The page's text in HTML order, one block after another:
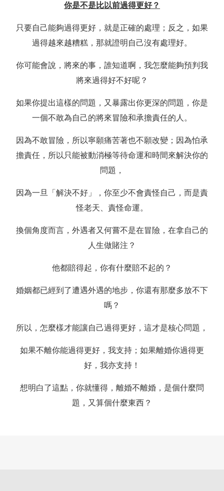
你是不是比以前過得更好？
只要自己能夠過得更好，就是正確的處理；反之，如果
過得越來越糟糕，那就證明自己沒有處理好。
你可能會說，將來的事，誰知道啊，我怎麼能夠預判我
將來過得好不好呢？
如果你提出這樣的問題，又暴露出你更深的問題，你是
一個不敢為自己的將來冒險和承擔責任的人。
因為不敢冒險，所以寧願痛苦著也不願改變；因為怕承
擔責任，所以只能被動消極等待命運和時間來解決你的
問題，
因為一旦「解決不好」，你至少不會責怪自己，而是責
怪老天、責怪命運。
換個角度而言，外遇者又何嘗不是在冒險，在拿自己的
人生做賭注？
他都賠得起，你有什麼賠不起的？
婚姻都已經到了遭遇外遇的地步，你還有那麼多放不下
嗎？
所以，怎麼樣才能讓自己過得更好，這才是核心問題，
如果不離你能過得更好，我支持；如果離婚你過得更
好，我亦支持！
想明白了這點，你就懂得，離婚不離婚，是個什麼問
題，又算個什麼東西？